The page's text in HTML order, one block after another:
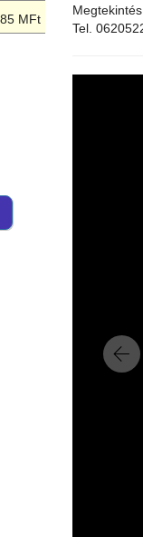
MFt
Tel.